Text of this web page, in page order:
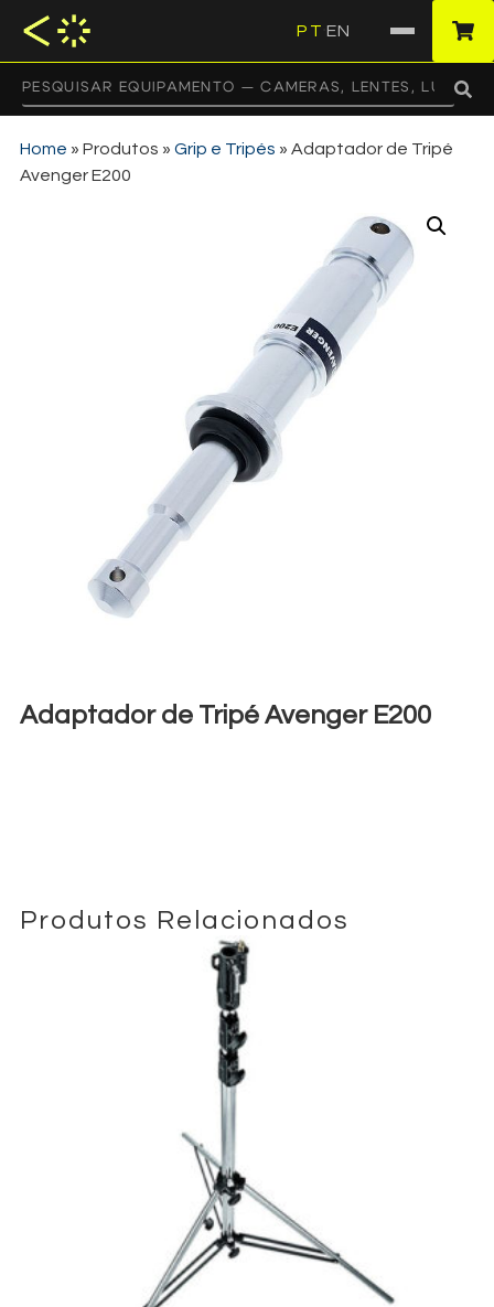
PT EN
Home » Produtos » Grip e Tripés » Adaptador de Tripé
Avenger E200
Adaptador de Tripé Avenger E200
Produtos Relacionados